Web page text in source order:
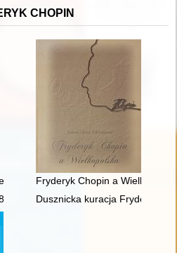
CHOPIN
dzieł Fryderyka Chopina jako
Fryderyk Chopin a
Dusznicka kuracja Fryderyka